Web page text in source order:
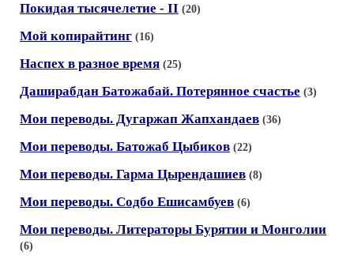
Покидая тысячелетие - II (20)
Мой копирайтинг (16)
Наспех в разное время (25)
Даширабдан Батожабай. Потерянное счастье (3)
Мои переводы. Дугаржап Жапхандаев (36)
Мои переводы. Батожаб Цыбиков (22)
Мои переводы. Гарма Цырендашиев (8)
Мои переводы. Содбо Ешисамбуев (6)
Мои переводы. Литераторы Бурятии и Монголии
(6)